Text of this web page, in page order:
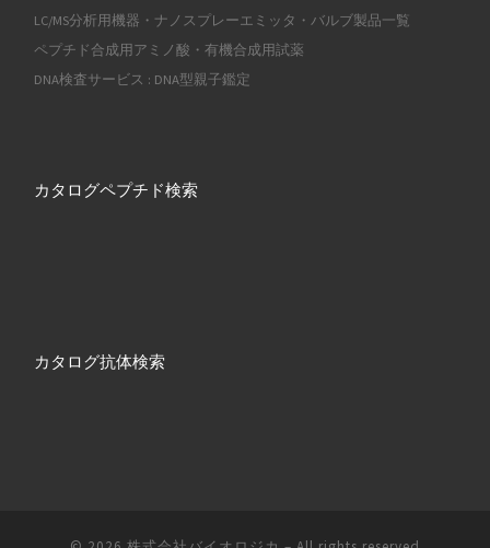
LC/MS分析用機器・ナノスプレーエミッタ・バルブ製品一覧
ペプチド合成用アミノ酸・有機合成用試薬
DNA検査サービス : DNA型親子鑑定
カタログペプチド検索
カタログ抗体検索